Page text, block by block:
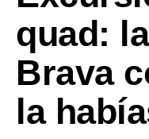
quad:
Brava
la